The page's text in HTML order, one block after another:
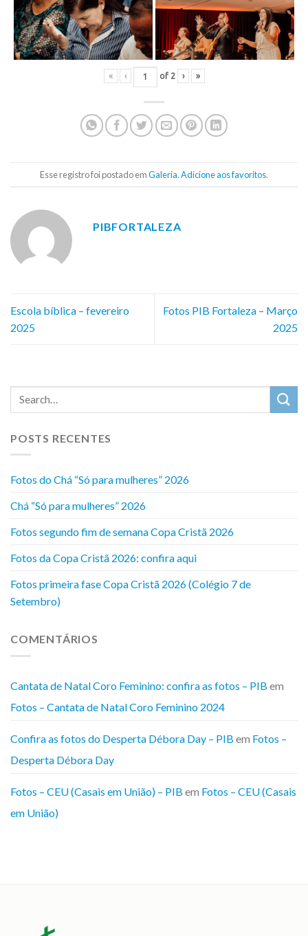
« ‹ of 2 › »
Esse registro foi postado emGaleria.Adicione aos favoritos.
PIBFORTALEZA
Escola bíblica – fevereiro
2025
Fotos PIB Fortaleza – Março
2025
POSTS RECENTES
Fotos do Chá “Só para mulheres” 2026
Chá “Só para mulheres” 2026
Fotos segundo fim de semana Copa Cristã 2026
Fotos da Copa Cristã 2026: confira aqui
Fotos primeira fase Copa Cristã 2026 (Colégio 7 de
Setembro)
COMENTÁRIOS
Cantata de Natal Coro Feminino: confira as fotos – PIB em
Fotos – Cantata de Natal Coro Feminino 2024
Confira as fotos do Desperta Débora Day – PIB em Fotos –
Desperta Débora Day
Fotos – CEU (Casais em União) – PIB em Fotos – CEU (Casais
em União)